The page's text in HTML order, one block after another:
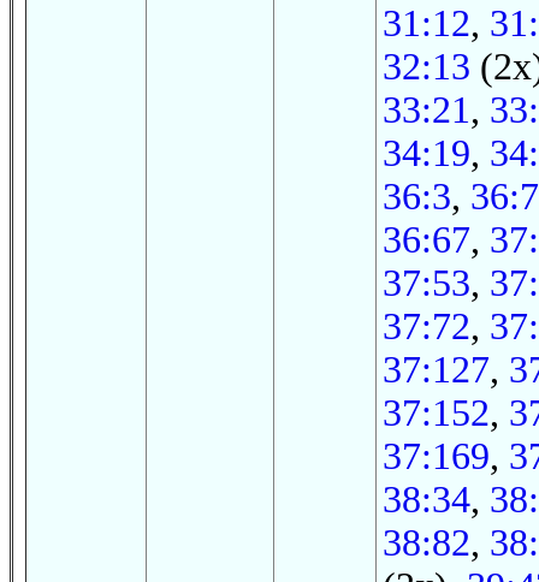
31:12,
32:13
33:21,
34:19,
36:3, 36:7
36:67,
37:53,
37:72,
37:127,
37:152,
37:169,
38:34,
38:82,